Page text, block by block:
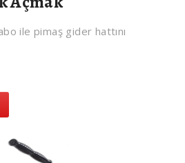
ile pimaş gider hattını